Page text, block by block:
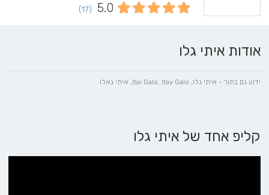
5.0
(17)
אודות איתי גלו
ידוע גם בתור - איתי גלו, Itai Galo, Itay Galo, איתי גאלו
קליפ אחד של איתי גלו